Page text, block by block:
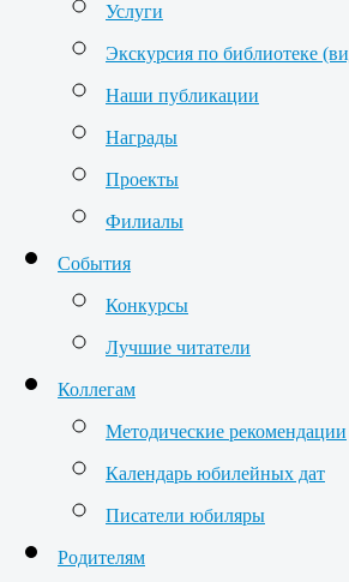
Услуги
Экскурсия по библиотеке
Наши публикации
Награды
Проекты
Филиалы
События
Конкурсы
Лучшие читатели
Коллегам
Методические рекомендации
Календарь юбилейных дат
Писатели юбиляры
Родителям